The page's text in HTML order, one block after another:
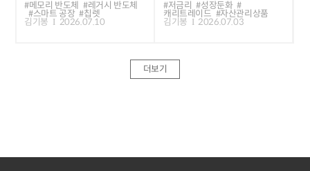
#메모리 반도체 #레거시 반도체
#스마트 공장 #칩렛
김기봉 2026.07.10
#저금리 #성장둔화 #
캐리트레이드 #자산관리상품
김기봉 2026.07.03
더보기